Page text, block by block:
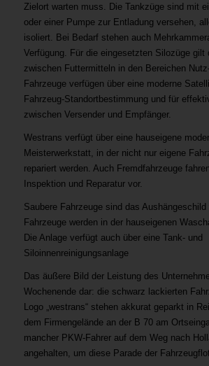
Zielort warten muss. Die Tankzüge sind mit
oder einer Pumpe zur Entladung versehen,
isoliert. Bei Bedarf stehen auch
Verfügung. Für die eingesetzten Silozüge gilt
zwischen Futtermitteln in den Bereichen
Fahrzeuge verfügen über eine moderne
Fahrzeug-Standortbestimmung und für
zwischen Versender und Empfänger.
Westrans verfügt über eine hauseigene
Meisterwerkstatt, in der nicht nur eigene
repariert werden. Auch Fremdfahrzeuge
Inspektion und Reparatur vor.
Saubere Fahrzeuge sind das
Fahrzeuge werden in der hauseigenen
Die Anlage verfügt auch über eine Tank- und
Siloinnenreinigungsanlage
Das äußere Bild der Leistung des
Wochenende dar: die schwarz lackierten
Logo „westrans“ stehen akkurat geparkt in
dem Firmengelände an der B 70 am
mancher PKW-Fahrer auf dem Weg nach
angehalten, um diese Parade der